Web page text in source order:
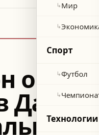
↳Мир
↳
Спорт
↳Футбол
↳
Технологии